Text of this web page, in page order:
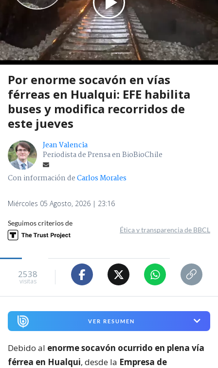
Por enorme socavón en vías
férreas en Hualqui: EFE habilita
buses y modifica recorridos de
este jueves
Jean Valencia
Periodista de Prensa en BioBioChile
Con información deCarlos Morales
Miércoles 05 Agosto, 2026 | 23:16
Seguimos criterios de
Ética y transparencia de BBCL
2538
visitas
VER RESUMEN
Debido al enorme socavón ocurrido en plena vía
férrea en Hualqui, desde la Empresa de